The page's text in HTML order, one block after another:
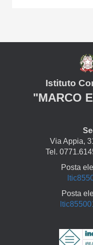
Istituto
"MARCO
Via Appia,
Tel.
Posta
Posta